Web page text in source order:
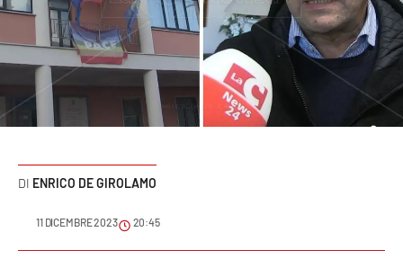
Sanità
Cultura
ENRICO DE GIROLAMO
11 DICEMBRE 2023 20:45